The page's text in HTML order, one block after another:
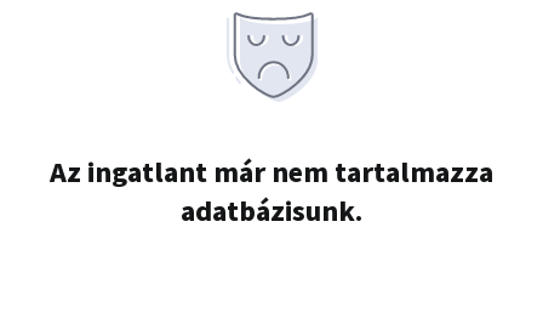
Az ingatlant már nem tartalmazza
adatbázisunk.